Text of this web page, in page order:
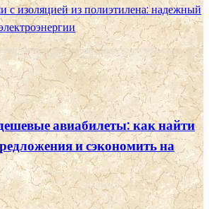
с изоляцией из полиэтилена: надежный
авиабилеты: как найти
и сэкономить на